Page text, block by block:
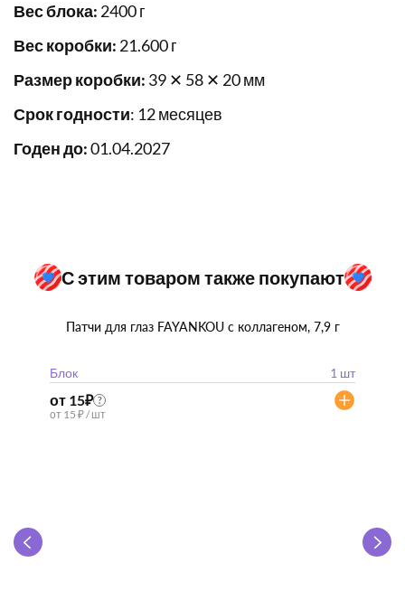
Вес блока: 2400 г
Вес коробки: 21.600 г
Размер коробки: 39 ✕ 58 ✕ 20 мм
Срок годности: 12 месяцев
Годен до:01.04.2027
С этим товаром также покупают
Патчи для глаз FAYANKOU с коллагеном, 7,9 г
Блок 1 шт
от 15₽ ?
от 15 ₽ / шт